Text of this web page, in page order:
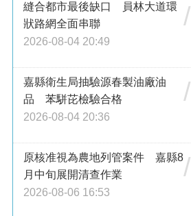
縫合都市最後缺口 員林大道環
狀路網全面串聯
2026-08-04 20:49
/
嘉縣衛生局抽驗源春製油廠油
品 苯駢芘檢驗合格
2026-08-04 20:36
/
原核准視為農地列管案件 嘉縣8
月中旬展開清查作業
2026-08-06 16:53
/